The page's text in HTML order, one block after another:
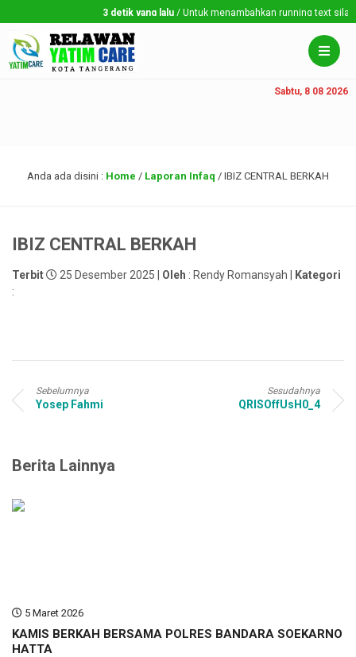
3 detik yang lalu / Untuk menambahkan running text
Sabtu, 8 08 2026
Anda ada disini : Home / Laporan Infaq / IBIZ CENTRAL BERKAH
IBIZ CENTRAL BERKAH
Terbit 25 Desember 2025 | Oleh : Rendy Romansyah |
Kategori
:
Sebelumnya
Yosep Fahmi
Sesudahnya
QRISOffUsH0_4
Berita Lainnya
5 Maret 2026
KAMIS BERKAH BERSAMA POLRES BANDARA SOEKARNO
HATTA